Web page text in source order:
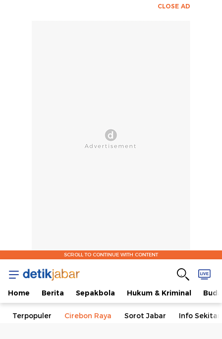
CLOSE AD
SCROLL TO CONTINUE WITH CONTENT
Home Berita Sepakbola Hukum & Kriminal
Terpopuler Cirebon Raya Sorot Jabar Info